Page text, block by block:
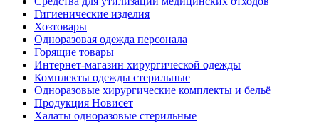
Гигиенические изделия
Хозтовары
Одноразовая одежда персонала
Горящие товары
Интернет-магазин хирургической одежды
Комплекты одежды стерильные
Одноразовые хирургические комплекты и бельё
Продукция Новисет
Халаты одноразовые стерильные